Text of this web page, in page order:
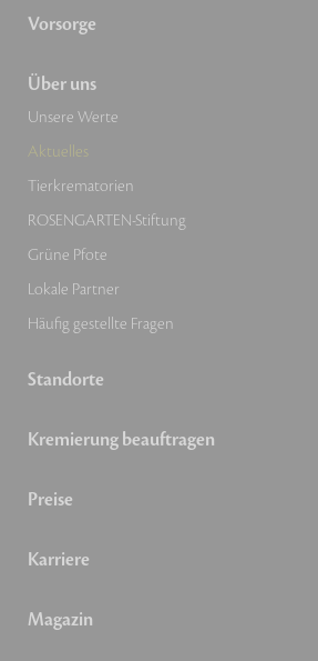
Vorsorge
Über uns
Unsere Werte
Aktuelles
Tierkrematorien
ROSENGARTEN-Stiftung
Grüne Pfote
Lokale Partner
Häufig gestellte Fragen
Standorte
Kremierung beauftragen
Preise
Karriere
Magazin